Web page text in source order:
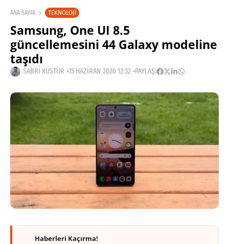
ANA SAYFA TEKNOLOJI
Samsung, One UI 8.5
güncellemesini 44 Galaxy modeline
taşıdı
SABRI KÜSTÜR 15 HAZIRAN 2026 12:32 PAYLAŞ:
Haberleri Kaçırma!